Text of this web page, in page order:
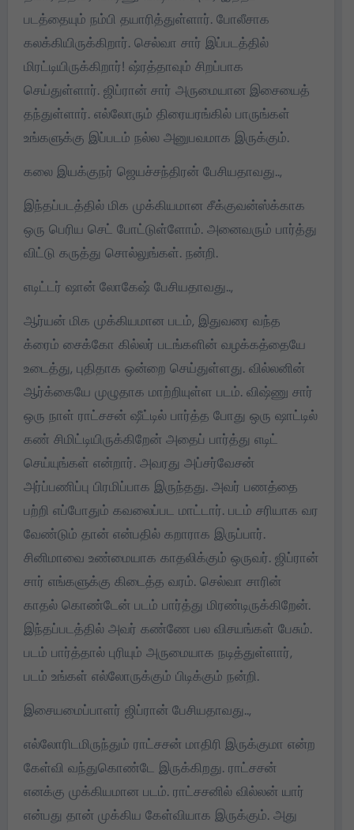
படத்தையும் நம்பி தயாரித்துள்ளார். போலீசாக
கலக்கியிருக்கிறார். செல்வா சார் இப்படத்தில்
மிரட்டியிருக்கிறார்! ஷ்ரத்தாவும் சிறப்பாக
செய்துள்ளார். ஜிப்ரான் சார் அருமையான இசையைத்
தந்துள்ளார். எல்லோரும் திரையரங்கில் பாருங்கள்
உங்களுக்கு இப்படம் நல்ல அனுபவமாக இருக்கும்.
கலை இயக்குநர் ஜெயச்சந்திரன் பேசியதாவது..,
இந்தப்படத்தில் மிக முக்கியமான சீக்குவன்ஸ்க்காக
ஒரு பெரிய செட் போட்டுள்ளோம். அனைவரும் பார்த்து
விட்டு கருத்து சொல்லுங்கள். நன்றி.
எடிட்டர் ஷான் லோகேஷ் பேசியதாவது..,
ஆர்யன் மிக முக்கியமான படம், இதுவரை வந்த
க்ரைம் சைக்கோ கில்லர் படங்களின் வழக்கத்தையே
உடைத்து, புதிதாக ஒன்றை செய்துள்ளது. வில்லனின்
ஆர்க்கையே முழுதாக மாற்றியுள்ள படம். விஷ்ணு சார்
ஒரு நாள் ராட்சசன் ஷீட்டில் பார்த்த போது ஒரு ஷாட்டில்
கண் சிமிட்டியிருக்கிறேன் அதைப் பார்த்து எடிட்
செய்யுங்கள் என்றார். அவரது அப்சர்வேசன்
அர்ப்பணிப்பு பிரமிப்பாக இருந்தது. அவர் பணத்தை
பற்றி எப்போதும் கவலைப்பட மாட்டார். படம் சரியாக வர
வேண்டும் தான் என்பதில் கறாராக இருப்பார்.
சினிமாவை உண்மையாக காதலிக்கும் ஒருவர். ஜிப்ரான்
சார் எங்களுக்கு கிடைத்த வரம். செல்வா சாரின்
காதல் கொண்டேன் படம் பார்த்து மிரண்டிருக்கிறேன்.
இந்தப்படத்தில் அவர் கண்ணே பல விசயங்கள் பேசும்.
படம் பார்த்தால் புரியும் அருமையாக நடித்துள்ளார்,
படம் உங்கள் எல்லோருக்கும் பிடிக்கும் நன்றி.
இசையமைப்பாளர் ஜிப்ரான் பேசியதாவது..,
எல்லோரிடமிருந்தும் ராட்சசன் மாதிரி இருக்குமா என்ற
கேள்வி வந்துகொண்டே இருக்கிறது. ராட்சசன்
எனக்கு முக்கியமான படம். ராட்சசனில் வில்லன் யார்
என்பது தான் முக்கிய கேள்வியாக இருக்கும். அது